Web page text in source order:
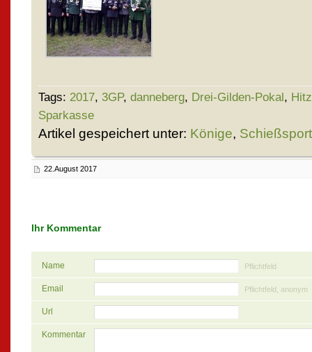
Tags: 2017, 3GP, danneberg, Drei-Gilden-Pokal ,
Sparkasse
Artikel gespeichert unter: Könige, Schießsport
22.August 2017
Ihr Kommentar
Name Pflichtfeld
Email Pflichtfeld, anonym
Url
Kommentar